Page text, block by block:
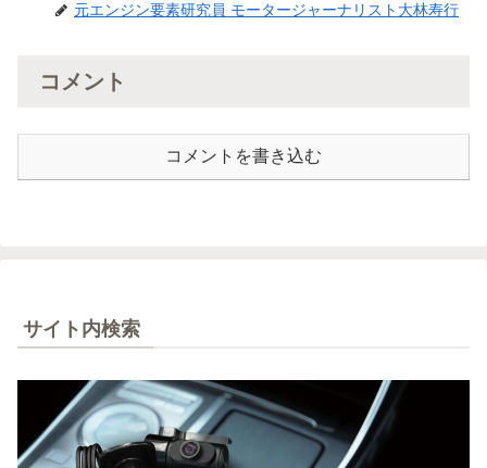
元エンジン要素研究員 モータージャーナリスト大林寿行
コメント
コメントを書き込む
サイト内検索